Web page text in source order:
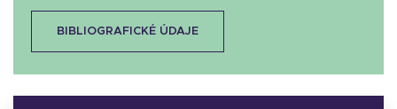
BIBLIOGRAFICKÉ ÚDAJE